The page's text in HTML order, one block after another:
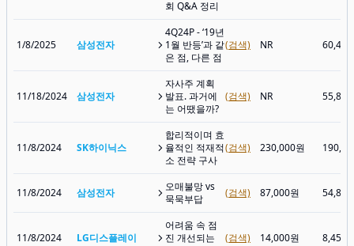
회 Q&A 정리
1/8/2025 삼성전자
4Q24P - ‘19년
1월 반등’과 같
은 점, 다른 점
(검색) NR
11/18/2024 삼성전자
자사주 계획
발표. 과거에
는 어땠을까?
(검색) NR
11/8/2024 SK하이닉스
합리적이며 효
율적인 적재적
소 전략 구사
(검색) 230,000원
11/8/2024 삼성전자
오매불망 vs
묵묵부답
(검색) 87,000원
11/8/2024 LG디스플레이
어려움 속 점
진 개선되는
(검색) 14,000원 8,450